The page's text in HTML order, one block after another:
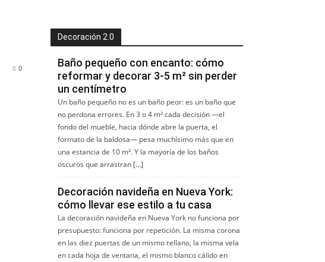
0
Decoración 2.0
Baño pequeño con encanto: cómo
reformar y decorar 3-5 m² sin perder
un centímetro
Un baño pequeño no es un baño peor: es un baño que
no perdona errores. En 3 o 4 m² cada decisión —el
fondo del mueble, hacia dónde abre la puerta, el
formato de la baldosa— pesa muchísimo más que en
una estancia de 10 m². Y la mayoría de los baños
oscuros que arrastran […]
Decoración navideña en Nueva York:
cómo llevar ese estilo a tu casa
La decoración navideña en Nueva York no funciona por
presupuesto: funciona por repetición. La misma corona
en las diez puertas de un mismo rellano, la misma vela
en cada hoja de ventana, el mismo blanco cálido en